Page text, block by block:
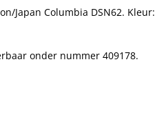
Japan Columbia DSN62. Kleur:
onder nummer 409178.